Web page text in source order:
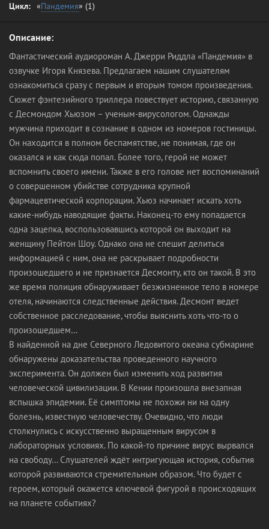
Цикл: «Пандемия» (1)
Описание:
Фантастический аудиороман А. Джерри Риддла «Пандемия» в
озвучке Игоря Князева. Предлагаем нашим слушателям
ознакомиться сразу с первым и вторым томом произведения.
Сюжет фэнтезийного триллера повествует историю, связанную
с Десмондом Хьюзом – ученым-вирусологом. Однажды
мужчина приходит в сознание в одном из номеров гостиницы.
Он находится в полном беспамятстве, не понимая, где он
оказался и как сюда попал. Более того, герой не может
вспомнить своего имени. Также в его голове нет воспоминаний
о совершенном убийстве сотрудника крупной
фармацевтической корпорации. Хьюз начинает искать хоть
какие-нибудь наводящие факты. Наконец-то ему попадается
одна зацепка, воспользовавшись которой он выходит на
женщину Пейтон Шоу. Однако она не спешит делиться
информацией с ним, она не раскрывает подробности
произошедшего и не признается Десмонту, кто он такой. В это
же время полиция обнаруживает безжизненное тело в номере
отеля, начинаются следственные действия. Десмонт ведет
собственное расследование, чтобы выяснить хоть что-то о
произошедшем…
В найденной на дне Северного Ледовитого океана субмарине
обнаружены доказательства проведенного научного
эксперимента. Он должен был изменить ход развития
человеческой цивилизации. В Кении произошла внезапная
вспышка эпидемии. Её симптомы не похожи ни на одну
болезнь, известную человечеству. Очевидно, что люди
столкнулись с искусственно выращенным вирусом в
лабораторных условиях. По какой-то причине вирус вырвался
на свободу… Слушателей ждёт интригующая история, события
которой развиваются стремительным образом. Что будет с
героем, который окажется ключевой фигурой в происходящих
на планете событиях?